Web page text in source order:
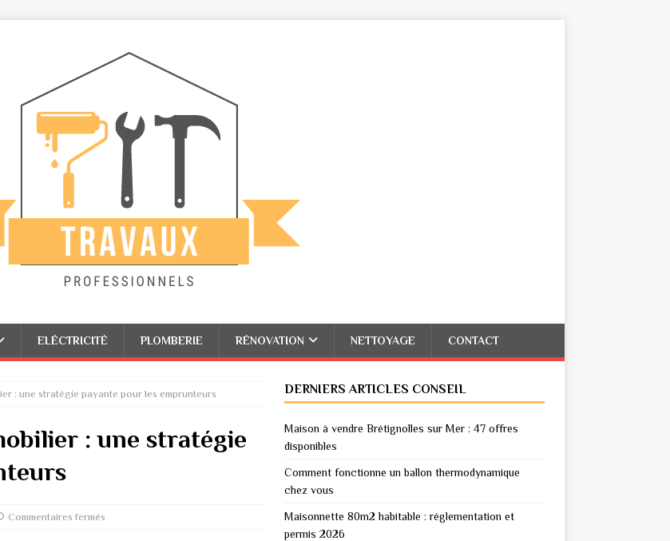
ELÉCTRICITÉ PLOMBERIE RÉNOVATION NETTOYAGE CONTACT
: une stratégie payante pour les emprunteurs
: une stratégie
Commentaires fermés
DERNIERS ARTICLES CONSEIL
Maison à vendre Brétignolles sur Mer : 47 offres
disponibles
Comment fonctionne un ballon thermodynamique
chez vous
Maisonnette 80m2 habitable : réglementation et
permis 2026